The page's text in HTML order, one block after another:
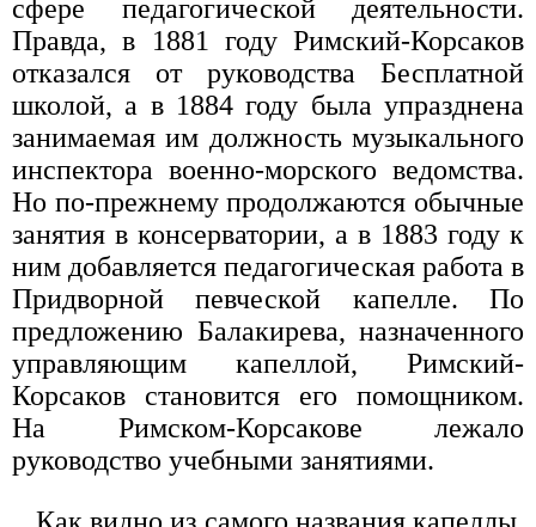
сфере педагогической деятельности.
Правда, в 1881 году Римский-Корсаков
отказался от руководства Бесплатной
школой, а в 1884 году была упразднена
занимаемая им должность музыкального
инспектора военно-морского ведомства.
Но по-прежнему продолжаются обычные
занятия в консерватории, а в 1883 году к
ним добавляется педагогическая работа в
Придворной певческой капелле. По
предложению Балакирева, назначенного
управляющим капеллой, Римский-
Корсаков становится его помощником.
На Римском-Корсакове лежало
руководство учебными занятиями.
Как видно из самого названия капеллы,